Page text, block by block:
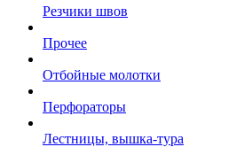
Резчики швов
Прочее
Отбойные молотки
Перфораторы
Лестницы, вышка-тура